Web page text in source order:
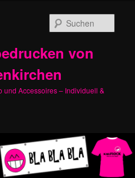
von
Accessoires – Individuell &